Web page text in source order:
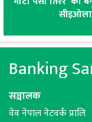
Banking
सञ्चालक
वेव नेपाल नेटवर्क प्रालि